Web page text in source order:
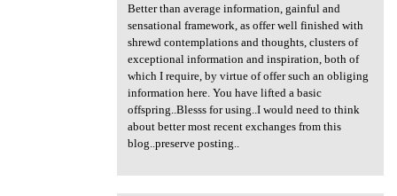
Better than average information, gainful and
sensational framework, as offer well finished with
shrewd contemplations and thoughts, clusters of
exceptional information and inspiration, both of
which I require, by virtue of offer such an obliging
information here. You have lifted a basic
offspring..Blesss for using..I would need to think
about better most recent exchanges from this
blog..preserve posting..